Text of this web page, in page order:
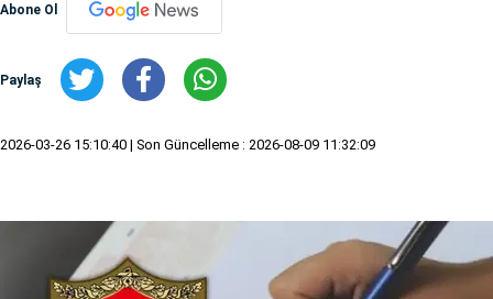
Abone Ol
Paylaş
2026-03-26 15:10:40 | Son Güncelleme : 2026-08-09 11:32:09